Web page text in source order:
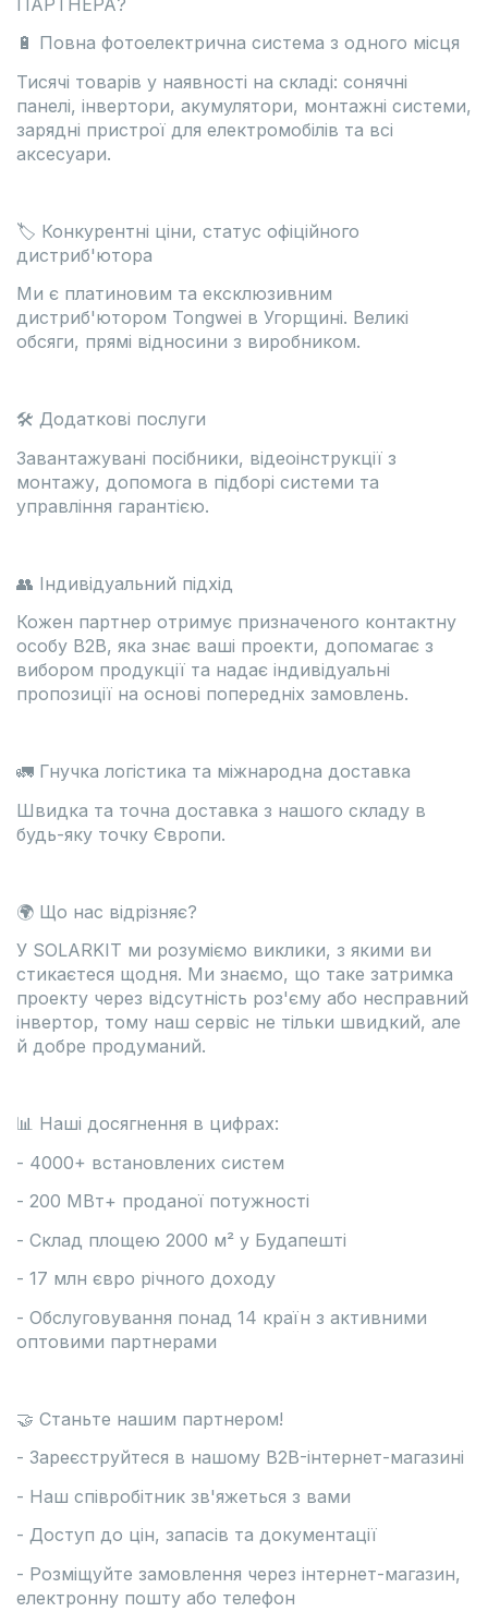
🔋 Повна фотоелектрична система з одного місця
Тисячі товарів у наявності на складі: сонячні
панелі, інвертори, акумулятори, монтажні системи,
зарядні пристрої для електромобілів та всі
аксесуари.
🏷 Конкурентні ціни, статус офіційного
дистриб'ютора
Ми є платиновим та ексклюзивним
дистриб'ютором Tongwei в Угорщині. Великі
обсяги, прямі відносини з виробником.
🛠 Додаткові послуги
Завантажувані посібники, відеоінструкції з
монтажу, допомога в підборі системи та
управління гарантією.
👥 Індивідуальний підхід
Кожен партнер отримує призначеного контактну
особу B2B, яка знає ваші проекти, допомагає з
вибором продукції та надає індивідуальні
пропозиції на основі попередніх замовлень.
🚛 Гнучка логістика та міжнародна доставка
Швидка та точна доставка з нашого складу в
будь-яку точку Європи.
🌍 Що нас відрізняє?
У SOLARKIT ми розуміємо виклики, з якими ви
стикаєтеся щодня. Ми знаємо, що таке затримка
проекту через відсутність роз'єму або несправний
інвертор, тому наш сервіс не тільки швидкий, але
й добре продуманий.
📊 Наші досягнення в цифрах:
- 4000+ встановлених систем
- 200 МВт+ проданої потужності
- Склад площею 2000 м² у Будапешті
- 17 млн євро річного доходу
- Обслуговування понад 14 країн з активними
оптовими партнерами
🤝 Станьте нашим партнером!
- Зареєструйтеся в нашому B2B-інтернет-магазині
- Наш співробітник зв'яжеться з вами
- Доступ до цін, запасів та документації
- Розміщуйте замовлення через інтернет-магазин,
електронну пошту або телефон